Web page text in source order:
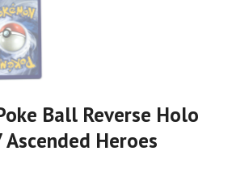
Ball Reverse Holo
Heroes